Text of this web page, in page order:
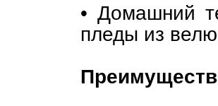
• Домашний
пледы из